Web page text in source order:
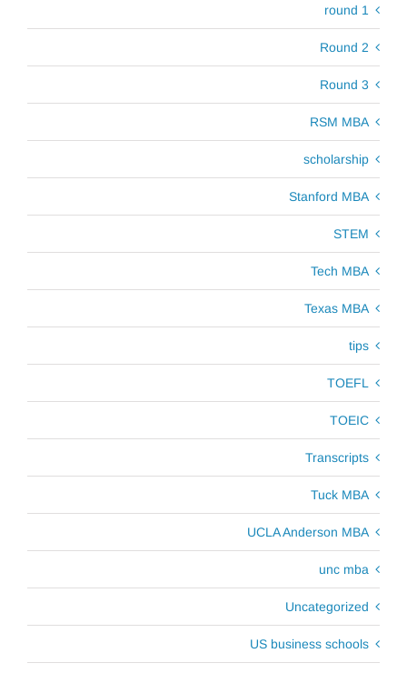
round 1
Round 2
Round 3
RSM MBA
scholarship
Stanford MBA
STEM
Tech MBA
Texas MBA
tips
TOEFL
TOEIC
Transcripts
Tuck MBA
UCLA Anderson MBA
unc mba
Uncategorized
US business schools